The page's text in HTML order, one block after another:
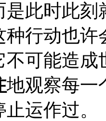
是此时此刻
种行动也许
不可能造
地观察每一
运作过。